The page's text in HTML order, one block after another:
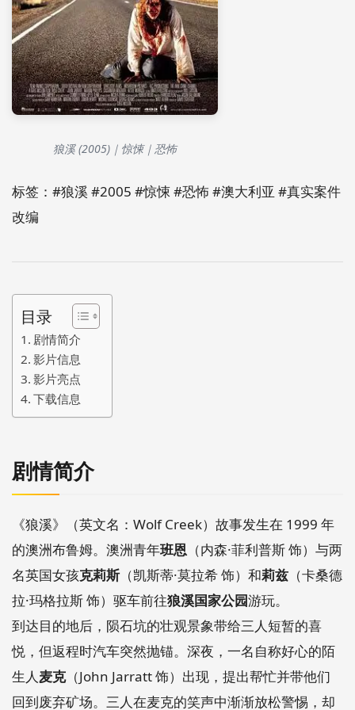
狼溪 (2005)｜惊悚｜恐怖
标签：#狼溪 #2005 #惊悚 #恐怖 #澳大利亚 #真实案件
改编
目录
剧情简介
影片信息
影片亮点
下载信息
剧情简介
《狼溪》（英文名：Wolf Creek）故事发生在 1999 年
的澳洲布鲁姆。澳洲青年班恩 （内森·菲利普斯 饰）与两
名英国女孩克莉斯（凯斯蒂·莫拉希 饰）和莉兹 （卡桑德
拉·玛格拉斯 饰）驱车前往狼溪国家公园游玩。
到达目的地后，陨石坑的壮观景象带给三人短暂的喜
悦，但返程时汽车突然抛锚。深夜，一名自称好心的陌
生人麦克（John Jarratt 饰）出现，提出帮忙并带他们
回到废弃矿场。三人在麦克的笑声中渐渐放松警惕，却